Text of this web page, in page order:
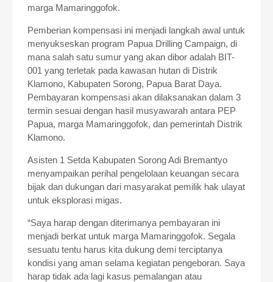
marga Mamaringgofok.
Pemberian kompensasi ini menjadi langkah awal untuk
menyukseskan program Papua Drilling Campaign, di
mana salah satu sumur yang akan dibor adalah BIT-
001 yang terletak pada kawasan hutan di Distrik
Klamono, Kabupaten Sorong, Papua Barat Daya.
Pembayaran kompensasi akan dilaksanakan dalam 3
termin sesuai dengan hasil musyawarah antara PEP
Papua, marga Mamaringgofok, dan pemerintah Distrik
Klamono.
Asisten 1 Setda Kabupaten Sorong Adi Bremantyo
menyampaikan perihal pengelolaan keuangan secara
bijak dan dukungan dari masyarakat pemilik hak ulayat
untuk eksplorasi migas.
“Saya harap dengan diterimanya pembayaran ini
menjadi berkat untuk marga Mamaringgofok. Segala
sesuatu tentu harus kita dukung demi terciptanya
kondisi yang aman selama kegiatan pengeboran. Saya
harap tidak ada lagi kasus pemalangan atau